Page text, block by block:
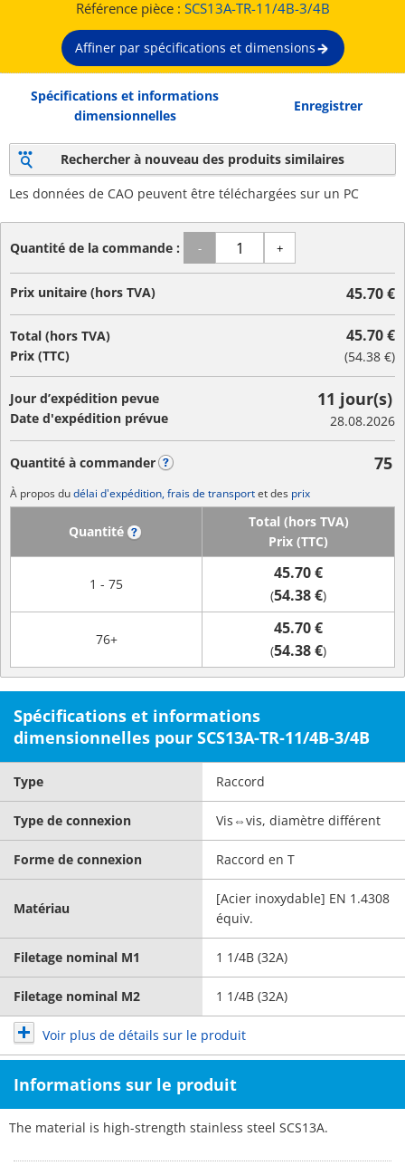
Référence pièce : SCS13A-TR-11/4B-3/4B
Affiner par spécifications et dimensions
Spécifications et informations
dimensionnelles
Enregistrer
Rechercher à nouveau des produits similaires
Les données de CAO peuvent être téléchargées sur un PC
Quantité de la commande : - +
Prix unitaire (hors TVA) 45.70 €
Total (hors TVA)
Prix (TTC)
45.70 €
(54.38 €)
Jour d’expédition pevue
Date d'expédition prévue
11 jour(s)
28.08.2026
Quantité à commander 75
À propos dudélai d'expédition, frais de transportet des prix
Quantité
Total (hors TVA)
Prix (TTC)
1 - 75
45.70 €
(54.38 €)
76+
45.70 €
(54.38 €)
Spécifications et informations
dimensionnelles pour SCS13A-TR-11/4B-3/4B
Type Raccord
Type de connexion Vis⇔vis, diamètre différent
Forme de connexion Raccord en T
Matériau
[Acier inoxydable] EN 1.4308
équiv.
Filetage nominal M1 1 1/4B (32A)
Filetage nominal M2 1 1/4B (32A)
Voir plus de détails sur le produit
Informations sur le produit
The material is high-strength stainless steel SCS13A.